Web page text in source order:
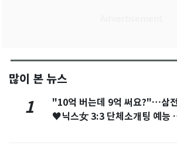
많이 본 뉴스
1
"10억 버는데 9억 써요?"…삼
♥닉스女 3:3 단체소개팅 예능